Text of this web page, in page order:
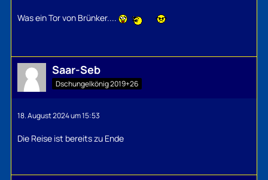
Was ein Tor von Brünker....
Saar-Seb
Dschungelkönig 2019+26
18. August 2024 um 15:53
Die Reise ist bereits zu Ende